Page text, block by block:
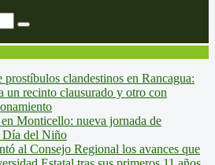
prostíbulos clandestinos en Rancagua:
un recinto clausurado y otro con
Monticello: nueva jornada de
Día del Niño
al Consejo Regional los avances que